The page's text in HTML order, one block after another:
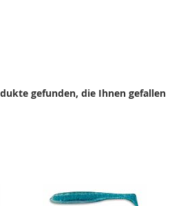
gefunden, die Ihnen gefallen